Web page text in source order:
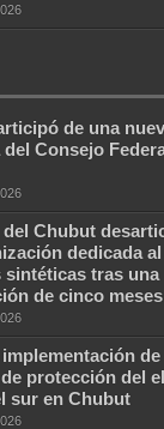
de una
del Consejo
del Chubut
dedicada
sintéticas tras una
de cinco meses
de
protección del
sur en Chubut